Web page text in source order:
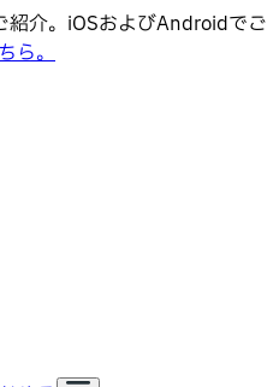
紹介。iOSおよびAndroidでご
ら。